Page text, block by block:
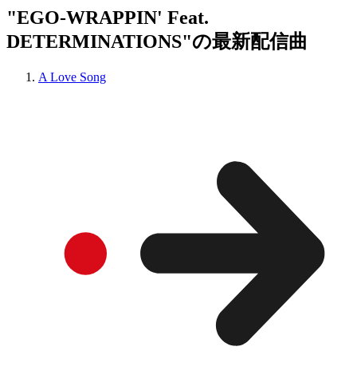
"EGO-WRAPPIN' Feat.
DETERMINATIONS"の最新配信曲
A Love Song